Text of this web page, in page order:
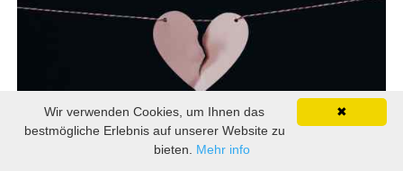
✖
Wir verwenden Cookies, um Ihnen das
bestmögliche Erlebnis auf unserer Website zu
bieten. Mehr info